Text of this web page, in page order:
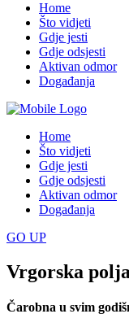
Home
Što vidjeti
Gdje jesti
Gdje odsjesti
Aktivan odmor
Događanja
Home
Što vidjeti
Gdje jesti
Gdje odsjesti
Aktivan odmor
Događanja
GO UP
Vrgorska polja
Čarobna u svim